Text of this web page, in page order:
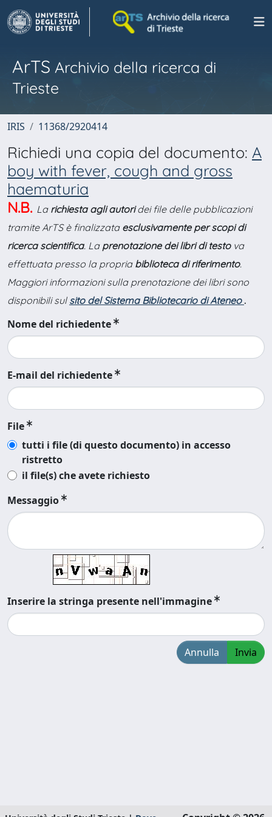
ArTS Archivio della ricerca di
Trieste
IRIS 11368/2920414
Richiedi una copia del documento: A
boy with fever, cough and gross
haematuria
N.B. La richiesta agli autoridei file delle pubblicazioni
tramite ArTS è finalizzata esclusivamente per scopi di
ricerca scientifica. La prenotazione dei libri di testova
effettuata presso la propria biblioteca di riferimento.
Maggiori informazioni sulla prenotazione dei libri sono
disponibili sul sito del Sistema Bibliotecario di Ateneo .
Nome del richiedente
E-mail del richiedente
File
tutti i file (di questo documento) in accesso
ristretto
il file(s) che avete richiesto
Messaggio
Inserire la stringa presente nell'immagine
Annulla Invia